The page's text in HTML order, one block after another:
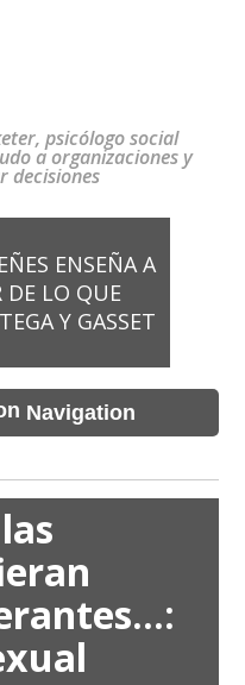
psicólogo social
a organizaciones y
decisiones
ENSEÑA A
DE LO QUE
Y GASSET
Navigation